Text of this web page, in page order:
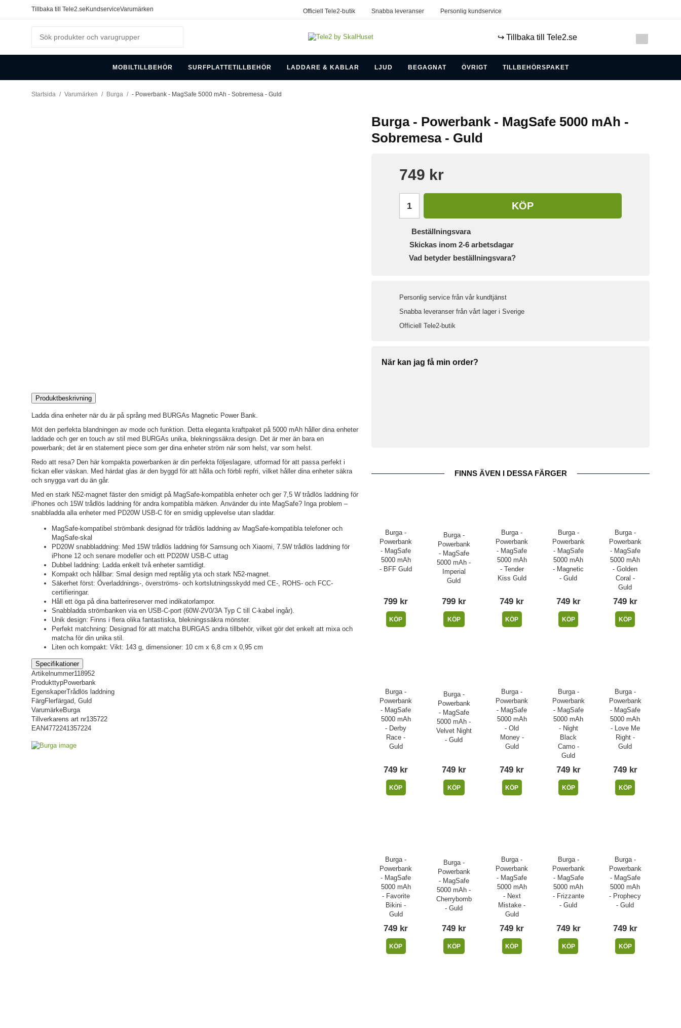
Tillbaka till Tele2.se KundserviceVarumärken Officiell Tele2-butik Snabba leveranser Personlig kundservice
↪️ Tillbaka till Tele2.se
MOBILTILLBEHÖR SURFPLATTETILLBEHÖR LADDARE & KABLAR LJUD BEGAGNAT ÖVRIGT TILLBEHÖRSPAKET
Startsida / Varumärken / Burga / - Powerbank - MagSafe 5000 mAh - Sobremesa - Guld
Burga - Powerbank - MagSafe 5000 mAh -
Sobremesa - Guld
749 kr
KÖP
Beställningsvara
Skickas inom 2-6 arbetsdagar
Vad betyder beställningsvara?
Personlig service från vår kundtjänst
Snabba leveranser från vårt lager i Sverige
Officiell Tele2-butik
När kan jag få min order?
FINNS ÄVEN I DESSA FÄRGER
Burga -
Powerbank
- MagSafe
5000 mAh
- BFF Guld
799 kr
KÖP
Burga -
Powerbank
- MagSafe
5000 mAh -
Imperial
Guld
799 kr
KÖP
Burga -
Powerbank
- MagSafe
5000 mAh
- Tender
Kiss Guld
749 kr
KÖP
Burga -
Powerbank
- MagSafe
5000 mAh
- Magnetic
- Guld
749 kr
KÖP
Burga -
Powerbank
- MagSafe
5000 mAh
- Golden
Coral -
Guld
749 kr
KÖP
Burga -
Powerbank
- MagSafe
5000 mAh
- Derby
Race -
Guld
749 kr
KÖP
Burga -
Powerbank
- MagSafe
5000 mAh -
Velvet Night
- Guld
749 kr
KÖP
Burga -
Powerbank
- MagSafe
5000 mAh
- Old
Money -
Guld
749 kr
KÖP
Burga -
Powerbank
- MagSafe
5000 mAh
- Night
Black
Camo -
Guld
749 kr
KÖP
Burga -
Powerbank
- MagSafe
5000 mAh
- Love Me
Right -
Guld
749 kr
KÖP
Burga -
Powerbank
- MagSafe
5000 mAh
- Favorite
Bikini -
Guld
749 kr
KÖP
Burga -
Powerbank
- MagSafe
5000 mAh -
Cherrybomb
- Guld
749 kr
KÖP
Burga -
Powerbank
- MagSafe
5000 mAh
- Next
Mistake -
Guld
749 kr
KÖP
Burga -
Powerbank
- MagSafe
5000 mAh
- Frizzante
- Guld
749 kr
KÖP
Burga -
Powerbank
- MagSafe
5000 mAh
- Prophecy
- Guld
749 kr
KÖP
Produktbeskrivning
Ladda dina enheter när du är på språng med BURGAs Magnetic Power Bank.
Möt den perfekta blandningen av mode och funktion. Detta eleganta kraftpaket på 5000 mAh håller dina enheter
laddade och ger en touch av stil med BURGAs unika, blekningssäkra design. Det är mer än bara en
powerbank; det är en statement piece som ger dina enheter ström när som helst, var som helst.
Redo att resa? Den här kompakta powerbanken är din perfekta följeslagare, utformad för att passa perfekt i
fickan eller väskan. Med härdat glas är den byggd för att hålla och förbli repfri, vilket håller dina enheter säkra
och snygga vart du än går.
Med en stark N52-magnet fäster den smidigt på MagSafe-kompatibla enheter och ger 7,5 W trådlös laddning för
iPhones och 15W trådlös laddning för andra kompatibla märken. Använder du inte MagSafe? Inga problem –
snabbladda alla enheter med PD20W USB-C för en smidig upplevelse utan sladdar.
MagSafe-kompatibel strömbank designad för trådlös laddning av MagSafe-kompatibla telefoner och
MagSafe-skal
PD20W snabbladdning: Med 15W trådlös laddning för Samsung och Xiaomi, 7.5W trådlös laddning för
iPhone 12 och senare modeller och ett PD20W USB-C uttag
Dubbel laddning: Ladda enkelt två enheter samtidigt.
Kompakt och hållbar: Smal design med reptålig yta och stark N52-magnet.
Säkerhet först: Överladdnings-, överströms- och kortslutningsskydd med CE-, ROHS- och FCC-
certifieringar.
Håll ett öga på dina batterireserver med indikatorlampor.
Snabbladda strömbanken via en USB-C-port (60W-2V0/3A Typ C till C-kabel ingår).
Unik design: Finns i flera olika fantastiska, blekningssäkra mönster.
Perfekt matchning: Designad för att matcha BURGAS andra tillbehör, vilket gör det enkelt att mixa och
matcha för din unika stil.
Liten och kompakt: Vikt: 143 g, dimensioner: 10 cm x 6,8 cm x 0,95 cm
Specifikationer
Artikelnummer118952
ProdukttypPowerbank
EgenskaperTrådlös laddning
FärgFlerfärgad, Guld
VarumärkeBurga
Tillverkarens art nr135722
EAN4772241357224